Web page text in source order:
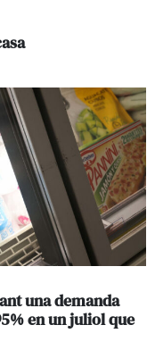
una demanda
en un juliol que